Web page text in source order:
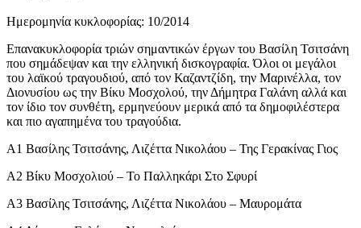
Ημερομηνία κυκλοφορίας: 10/2014
Επανακυκλοφορία τριών σημαντικών έργων του Βασίλη Τσιτσάνη
που σημάδεψαν και την ελληνική δισκογραφία. Όλοι οι μεγάλοι
του λαϊκού τραγουδιού, από τον Καζαντζίδη, την Μαρινέλλα, τον
Διονυσίου ως την Βίκυ Μοσχολού, την Δήμητρα Γαλάνη αλλά και
τον ίδιο τον συνθέτη, ερμηνεύουν μερικά από τα δημοφιλέστερα
και πιο αγαπημένα του τραγούδια.
Α1 Βασίλης Τσιτσάνης, Λιζέττα Νικολάου – Της Γερακίνας Γιος
Α2 Βίκυ Μοσχολιού – Το Παλληκάρι Στο Σφυρί
Α3 Βασίλης Τσιτσάνης, Λιζέττα Νικολάου – Μαυρομάτα